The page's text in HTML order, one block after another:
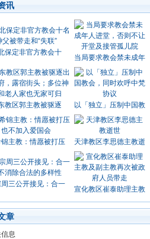
讯
保定非官方教会十
当局要求教会禁未成年
教区郭主教被驱逐 以「独立」压制中国教
主教：情愿被打压 天津教区李思德主教逝
三公开接见：合一
宣化教区崔泰助理主教
章
息